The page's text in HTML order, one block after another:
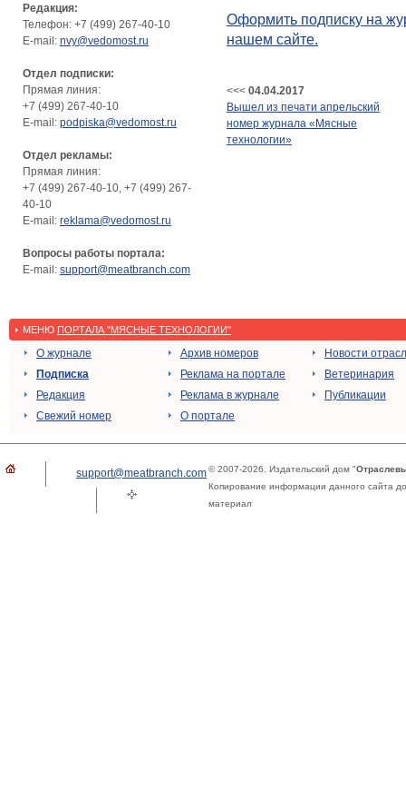
Редакция:
Телефон: +7 (499) 267-40-10
E-mail: nvy@vedomost.ru
Отдел подписки:
Прямая линия:
+7 (499) 267-40-10
E-mail: podpiska@vedomost.ru
Отдел рекламы:
Прямая линия:
+7 (499) 267-40-10, +7 (499) 267-
40-10
E-mail: reklama@vedomost.ru
Вопросы работы портала:
E-mail: support@meatbranch.com
Оформить подписку на
нашем сайте.
<<< 04.04.2017
Вышел из печати апрельский
номер журнала «Мясные
технологии»
МЕНЮ ПОРТАЛА "МЯСНЫЕ ТЕХНОЛОГИИ"
О журнале
Подписка
Редакция
Свежий номер
Архив номеров
Реклама на портале
Реклама в журнале
О портале
Новости
Ветеринария
Публикации
support@meatbranch.com© 2007-2026. Издательский дом "
Копирование информации данного сайта
материал